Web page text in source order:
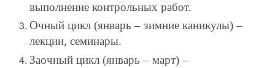
выполнение контрольных работ.
Очный цикл (январь – зимние каникулы) –
лекции, семинары.
Заочный цикл (январь – март) –